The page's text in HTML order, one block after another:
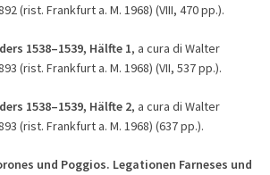
(rist. Frankfurt a. M. 1968) (VIII, 470 pp.).
1538–1539, Hälfte 1, a cura di Walter
(rist. Frankfurt a. M. 1968) (VII, 537 pp.).
1538–1539, Hälfte 2, a cura di Walter
(rist. Frankfurt a. M. 1968) (637 pp.).
und Poggios. Legationen Farneses und